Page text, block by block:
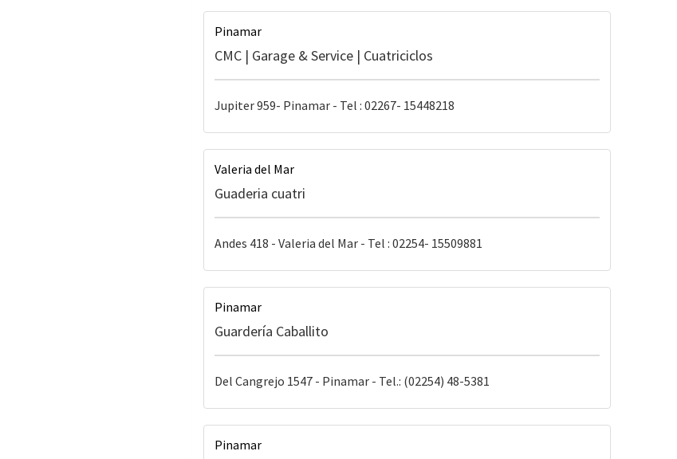
Pinamar
CMC | Garage & Service | Cuatriciclos
Jupiter 959- Pinamar - Tel : 02267- 15448218
Valeria del Mar
Guaderia cuatri
Andes 418 - Valeria del Mar - Tel : 02254- 15509881
Pinamar
Guardería Caballito
Del Cangrejo 1547 - Pinamar - Tel.: (02254) 48-5381
Pinamar